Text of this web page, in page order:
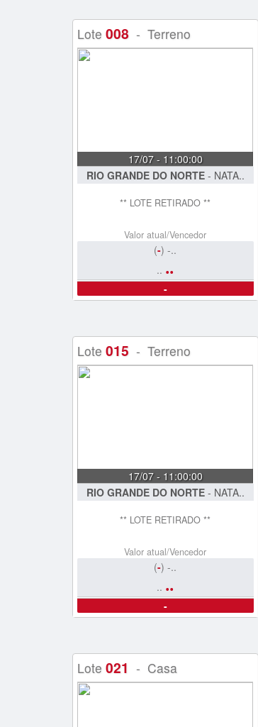
Lote 008 - Terreno
17/07 - 11:00:00
RIO GRANDE DO NORTE- NATA..
** LOTE RETIRADO **
Valor atual/Vencedor
(-) -..
.. ..
-
Lote 015 - Terreno
17/07 - 11:00:00
RIO GRANDE DO NORTE- NATA..
** LOTE RETIRADO **
Valor atual/Vencedor
(-) -..
.. ..
-
Lote 021 - Casa